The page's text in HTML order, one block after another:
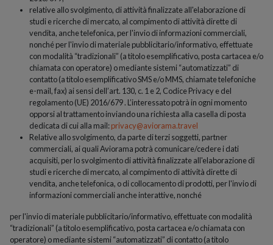
relative allo svolgimento, di attività finalizzate all'elaborazione di
studi e ricerche di mercato, al compimento di attività dirette di
vendita, anche telefonica, per l'invio di informazioni commerciali,
nonché per l'invio di materiale pubblicitario/informativo, effettuate
con modalità “tradizionali” (a titolo esemplificativo, posta cartacea e/o
chiamata con operatore) o mediante sistemi “automatizzati” di
contatto (a titolo esemplificativo SMS e/o MMS, chiamate telefoniche
e-mail, fax) ai sensi dell’art. 130, c. 1 e 2, Codice Privacy e del
regolamento (UE) 2016/679 . L’interessato potrà in ogni momento
opporsi al trattamento inviando una richiesta alla casella di posta
dedicata di cui alla mail:privacy@aviorama.travel
Relative allo svolgimento, da parte di terzi soggetti, partner
commerciali, ai quali Aviorama potrà comunicare/cedere i dati
acquisiti, per lo svolgimento di attività finalizzate all'elaborazione di
studi e ricerche di mercato, al compimento di attività dirette di
vendita, anche telefonica, o di collocamento di prodotti, per l'invio di
informazioni commerciali anche interattive, nonché
per l'invio di materiale pubblicitario/informativo, effettuate con modalità
“tradizionali” (a titolo esemplificativo, posta cartacea e/o chiamata con
operatore) o mediante sistemi “automatizzati” di contatto (a titolo